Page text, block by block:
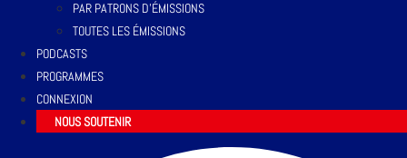
PAR PATRONS D’ÉMISSIONS
TOUTES LES ÉMISSIONS
PODCASTS
PROGRAMMES
CONNEXION
NOUS SOUTENIR